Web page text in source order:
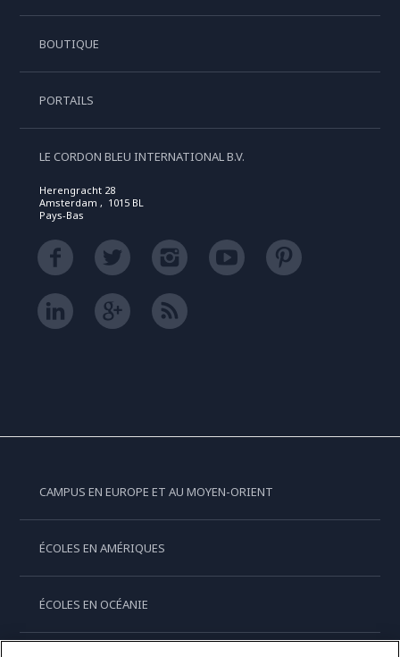
BOUTIQUE
PORTAILS
LE CORDON BLEU INTERNATIONAL B.V.
Herengracht 28
Amsterdam , 1015 BL
Pays-Bas
CAMPUS EN EUROPE ET AU MOYEN-ORIENT
ÉCOLES EN AMÉRIQUES
ÉCOLES EN OCÉANIE